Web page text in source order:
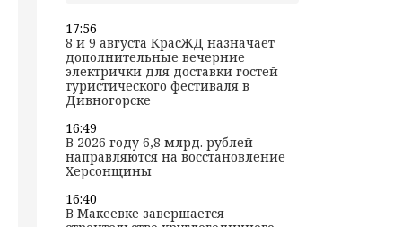
17:56
8 и 9 августа КрасЖД назначает
дополнительные вечерние
электрички для доставки гостей
туристического фестиваля в
Дивногорске
16:49
В 2026 году 6,8 млрд. рублей
направляются на восстановление
Херсонщины
16:40
В Макеевке завершается